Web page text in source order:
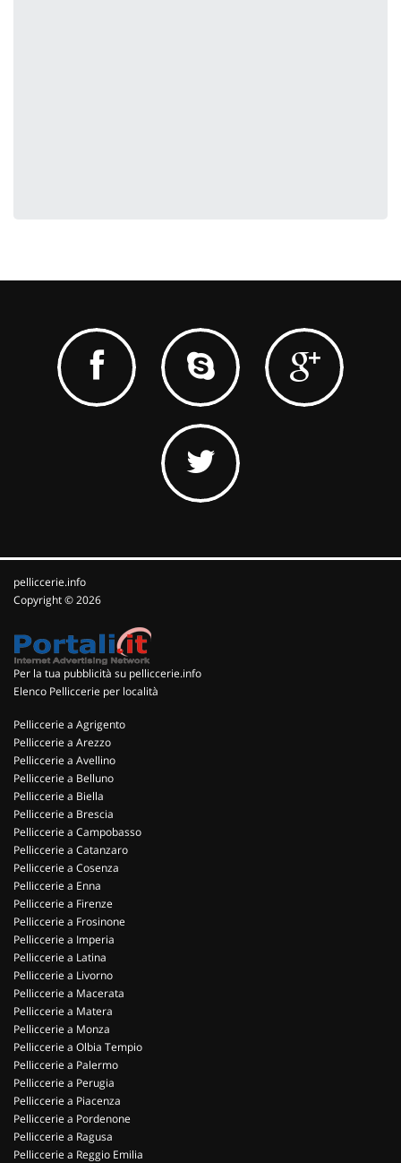
pelliccerie.info
Copyright © 2026
Per la tua pubblicità su pelliccerie.info
Elenco Pelliccerie per località
Pelliccerie a Agrigento
Pelliccerie a Arezzo
Pelliccerie a Avellino
Pelliccerie a Belluno
Pelliccerie a Biella
Pelliccerie a Brescia
Pelliccerie a Campobasso
Pelliccerie a Catanzaro
Pelliccerie a Cosenza
Pelliccerie a Enna
Pelliccerie a Firenze
Pelliccerie a Frosinone
Pelliccerie a Imperia
Pelliccerie a Latina
Pelliccerie a Livorno
Pelliccerie a Macerata
Pelliccerie a Matera
Pelliccerie a Monza
Pelliccerie a Olbia Tempio
Pelliccerie a Palermo
Pelliccerie a Perugia
Pelliccerie a Piacenza
Pelliccerie a Pordenone
Pelliccerie a Ragusa
Pelliccerie a Reggio Emilia